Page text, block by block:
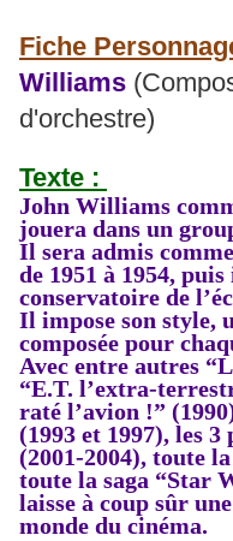
Fiche
Williams
d'orchestre)
Texte :
John Williams
jouera dans un
Il sera admis
de 1951 à 1954,
conservatoire de
Il impose son style,
composée pour
Avec entre autres
“E.T. l’extra-
raté l’avion !”
(1993 et 1997), les
(2001-2004), toute
toute la saga “Star
laisse à coup sûr
monde du cinéma.